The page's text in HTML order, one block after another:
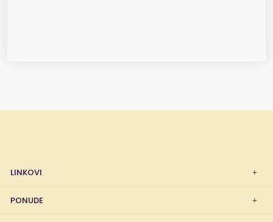
LINKOVI
PONUDE